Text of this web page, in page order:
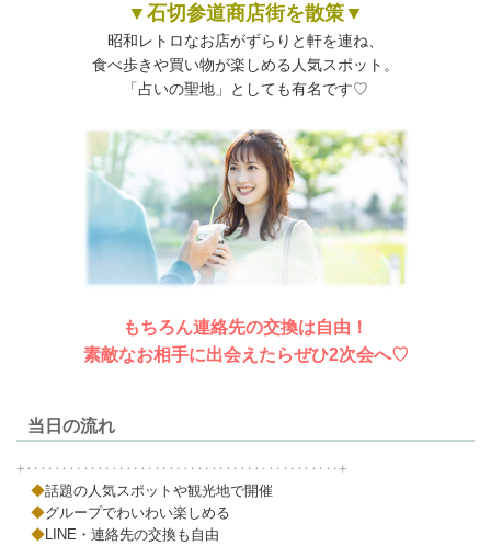
▼石切参道商店街を散策▼
昭和レトロなお店がずらりと軒を連ね、
食べ歩きや買い物が楽しめる人気スポット。
「占いの聖地」としても有名です♡
もちろん連絡先の交換は自由！
素敵なお相手に出会えたらぜひ2次会へ♡
当日の流れ
+‥‥‥‥‥‥‥‥‥‥‥‥‥‥‥‥‥‥‥‥‥‥+
◆話題の人気スポットや観光地で開催
◆グループでわいわい楽しめる
◆LINE・連絡先の交換も自由